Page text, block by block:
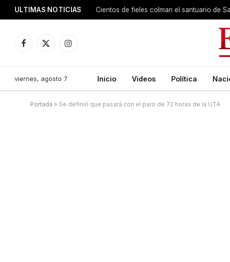
ULTIMAS NOTICIAS
Facebook
X
Instagram
viernes, agosto 7 Inicio Videos Política
Portada » Se definió que pasará con el paro de 72 horas de la UTA